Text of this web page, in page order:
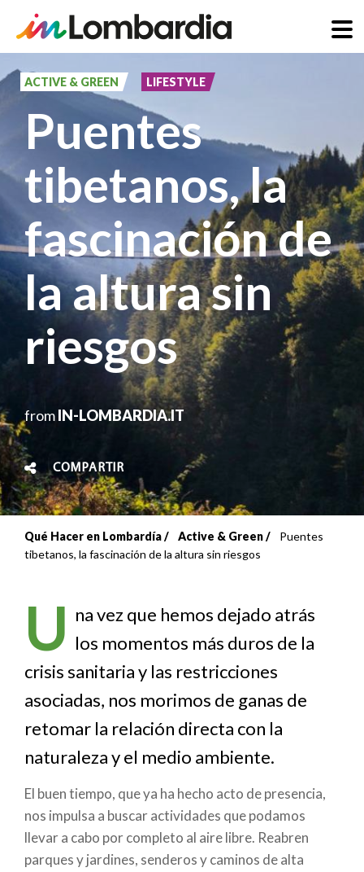
al
principal
ACTIVE & GREEN LIFESTYLE
Puentes
tibetanos, la
fascinación de
la altura sin
riesgos
fromIN-LOMBARDIA.IT
COMPARTIR
Sobrescribir
ayuda
a
la
navegación
Qué Hacer en Lombardía Active & Green
Puentes
tibetanos, la fascinación de la altura sin riesgos
U na vez que hemos dejado atrás
los momentos más duros de la
crisis sanitaria y las restricciones
asociadas, nos morimos de ganas de
retomar la relación directa con la
naturaleza y el medio ambiente.
El buen tiempo, que ya ha hecho acto de presencia,
nos impulsa a buscar actividades que podamos
llevar a cabo por completo al aire libre. Reabren
parques y jardines, senderos y caminos de alta